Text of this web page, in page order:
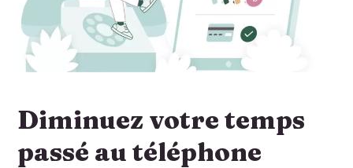
Diminuez votre temps
passé au téléphone